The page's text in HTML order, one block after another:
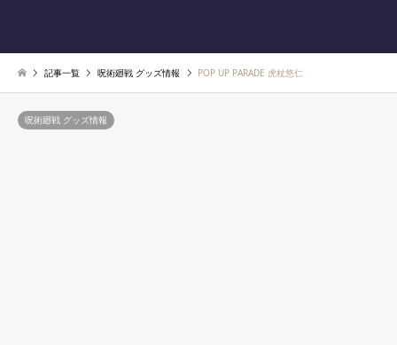
記事一覧 呪術廻戦 グッズ情報 POP UP PARADE 虎杖悠仁
呪術廻戦 グッズ情報